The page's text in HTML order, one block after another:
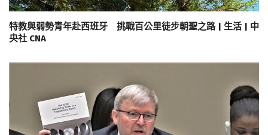
特教與弱勢青年赴西班牙 挑戰百公里徒步朝聖之路 | 生活 | 中
央社 CNA